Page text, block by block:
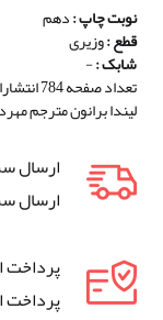
نوبت چاپ :دهم
قطع :وزیری
شابک :-
تعداد
لیندا برانون مترجم
ارسال
ارسال
پرداخت
پرداخت